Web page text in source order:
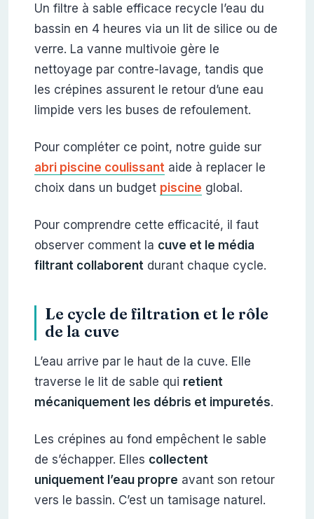
Un filtre à sable efficace recycle l’eau du
bassin en 4 heures via un lit de silice ou de
verre. La vanne multivoie gère le
nettoyage par contre-lavage, tandis que
les crépines assurent le retour d’une eau
limpide vers les buses de refoulement.
Pour compléter ce point, notre guide sur
abri piscine coulissant aide à replacer le
choix dans un budget piscine global.
Pour comprendre cette efficacité, il faut
observer comment la cuve et le média
filtrant collaborent durant chaque cycle.
Le cycle de filtration et le rôle
de la cuve
L’eau arrive par le haut de la cuve. Elle
traverse le lit de sable qui retient
mécaniquement les débris et impuretés.
Les crépines au fond empêchent le sable
de s’échapper. Elles collectent
uniquement l’eau propre avant son retour
vers le bassin. C’est un tamisage naturel.